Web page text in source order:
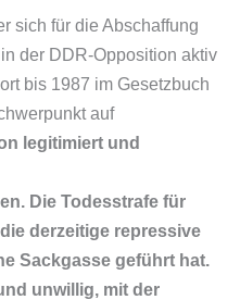
sich für die Abschaffung
der DDR-​Opposition aktiv
bis 1987 im Gesetzbuch
auf
legitimiert und
Die Todesstrafe für
derzeitige repressive
Sackgasse geführt hat.
unwillig, mit der